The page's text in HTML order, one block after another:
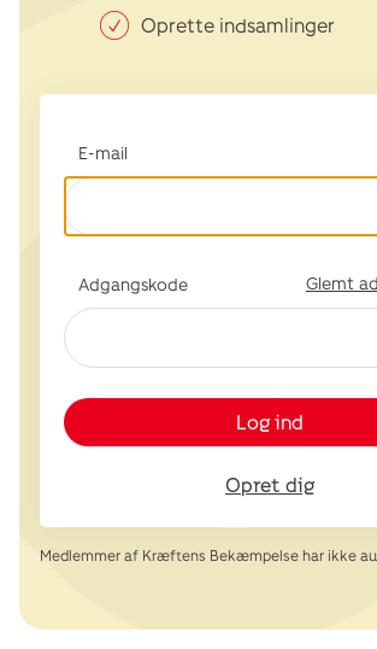
Oprette indsamlinger
E-mail
Adgangskode Glemt
Log ind
Opret dig
Medlemmer af Kræftens Bekæmpelse har ikke